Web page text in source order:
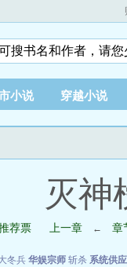
小说 穿越小说
灭神
荐票 上一章 ← 章
冬兵 华娱宗师 斩杀 系统供